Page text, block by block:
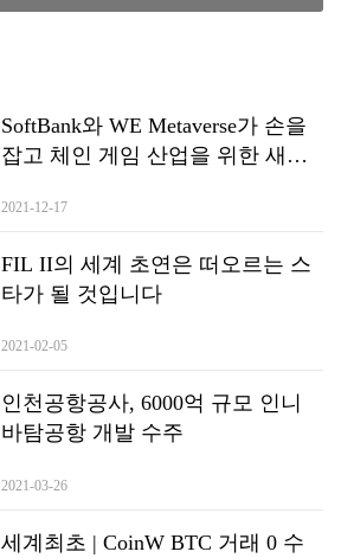
SoftBank와 WE Metaverse가 손을
잡고 체인 게임 산업을 위한 새로
2021-12-17
FIL II의 세계 초연은 떠오르는 스
타가 될 것입니다
2021-02-05
인천공항공사, 6000억 규모 인니
바탐공항 개발 수주
2021-03-26
세계최초 | CoinW BTC 거래 0 수